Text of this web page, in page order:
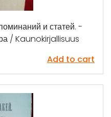
и статей. -
/ Kaunokirjallisuus
Add to cart